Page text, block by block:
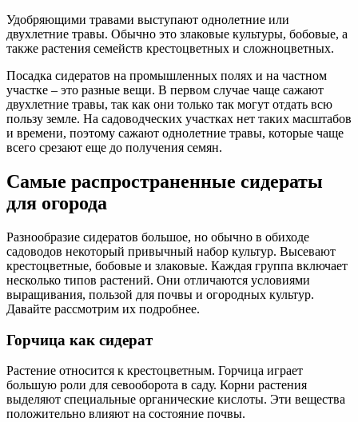
Удобряющими травами выступают однолетние или
двухлетние травы. Обычно это злаковые культуры, бобовые, а
также растения семейств крестоцветных и сложноцветных.
Посадка сидератов на промышленных полях и на частном
участке – это разные вещи. В первом случае чаще сажают
двухлетние травы, так как они только так могут отдать всю
пользу земле. На садоводческих участках нет таких масштабов
и времени, поэтому сажают однолетние травы, которые чаще
всего срезают еще до получения семян.
Самые распространенные сидераты
для огорода
Разнообразие сидератов большое, но обычно в обиходе
садоводов некоторый привычный набор культур. Высевают
крестоцветные, бобовые и злаковые. Каждая группа включает
несколько типов растений. Они отличаются условиями
выращивания, пользой для почвы и огородных культур.
Давайте рассмотрим их подробнее.
Горчица как сидерат
Растение относится к крестоцветным. Горчица играет
большую роли для севооборота в саду. Корни растения
выделяют специальные органические кислоты. Эти вещества
положительно влияют на состояние почвы.